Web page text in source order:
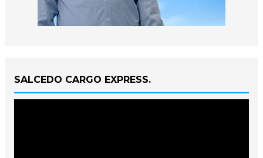
SALCEDO CARGO EXPRESS.